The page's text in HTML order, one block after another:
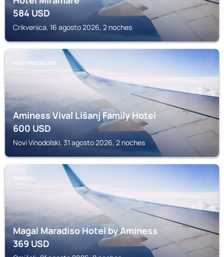
584USD
Crikvenica, 16 agosto 2026, 2 noches
NOVI VINODOLSKI
Aminess Vival Lišanj Family Hotel
600USD
Novi Vinodolski, 31 agosto 2026, 2 noches
OMIŠALJ
Magal Maradiso Hotel by Aminess
369USD